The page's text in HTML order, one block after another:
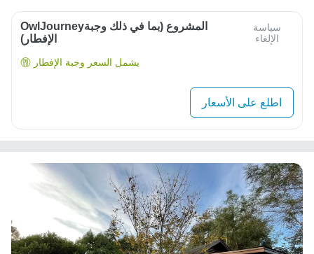
OwlJourneyالمشروع (بما في ذلك وجبة
الإفطار)
سياسة
الإلغاء
يشمل السعر وجبة الإفطار
اطلع على الأسعار